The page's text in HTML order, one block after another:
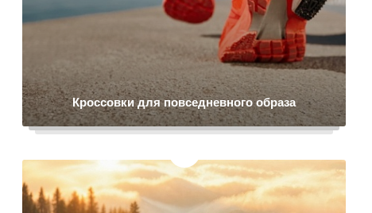
Кроссовки для повседневного образа